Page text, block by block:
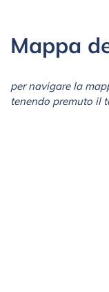
Mappa
per navigare la
tenendo premuto il